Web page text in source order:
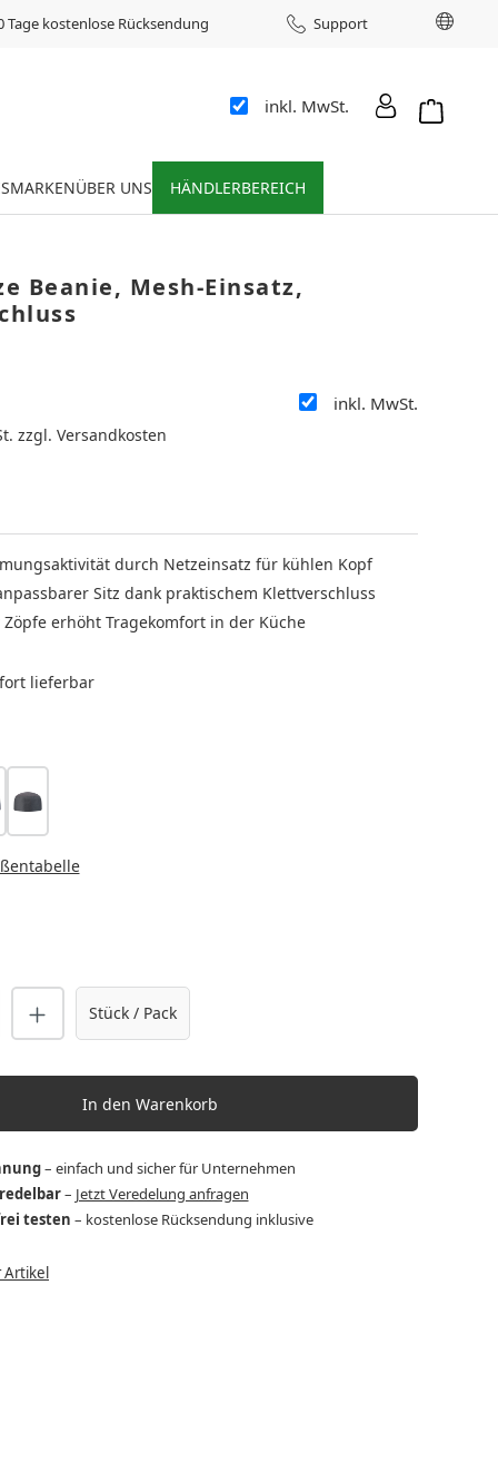
Tage kostenlose Rücksendung Support
inkl. MwSt.
MARKENÜBER UNS HÄNDLERBEREICH
Beanie, Mesh-Einsatz,
inkl. MwSt.
zzgl. Versandkosten
durch Netzeinsatz für kühlen Kopf
Sitz dank praktischem Klettverschluss
erhöht Tragekomfort in der Küche
lieferbar
anthrazit
Gib den gewünschten Wert
Stück / Pack
In den Warenkorb
– einfach und sicher für Unternehmen
– Jetzt Veredelung anfragen
testen – kostenlose Rücksendung inklusive
Artikel